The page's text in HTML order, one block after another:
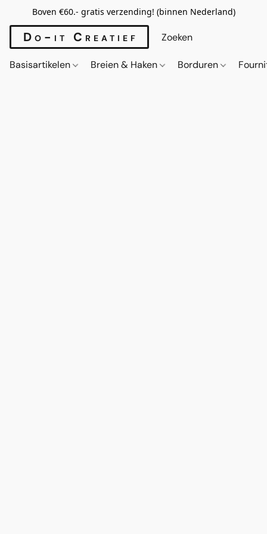
Boven €60.- gratis verzending! (binnen Nederland)
Do-it Creatief
Basisartikelen Breien & Haken Borduren